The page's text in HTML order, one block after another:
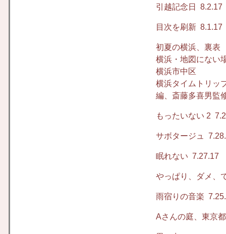
引越記念日 8.2.17
目次を刷新 8.1.17
初夏の横浜、裏表
横浜・地図にない
横浜市中区
横浜タイムトリッ
編、斎藤多喜男監
もったいない 2
サボタージュ
眠れない 7.27.17
やっぱり、ダメ、
雨宿りの音楽
Aさんの庭、東京